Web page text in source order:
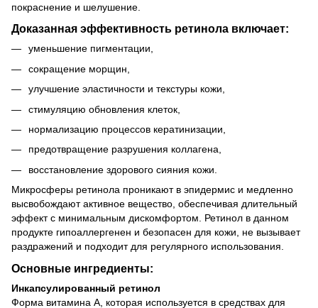
покраснение и шелушение.
Доказанная эффективность ретинола включает:
уменьшение пигментации,
сокращение морщин,
улучшение эластичности и текстуры кожи,
стимуляцию обновления клеток,
нормализацию процессов кератинизации,
предотвращение разрушения коллагена,
восстановление здорового сияния кожи.
Микросферы ретинола проникают в эпидермис и медленно
высвобождают активное вещество, обеспечивая длительный
эффект с минимальным дискомфортом. Ретинол в данном
продукте гипоаллергенен и безопасен для кожи, не вызывает
раздражений и подходит для регулярного использования.
Основные ингредиенты:
Инкапсулированный ретинол
Форма витамина А, которая используется в средствах для